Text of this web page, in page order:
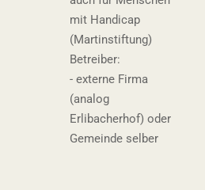
mit Handicap
(Martinstiftung)
Betreiber:
- externe Firma
(analog
Erlibacherhof) oder
Gemeinde selber